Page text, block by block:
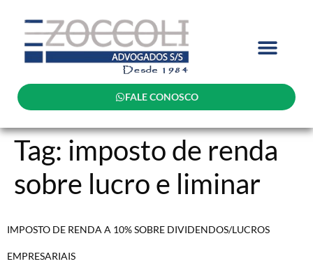
FALE CONOSCO
Tag: imposto de renda
sobre lucro e liminar
IMPOSTO DE RENDA A 10% SOBRE DIVIDENDOS/LUCROS
EMPRESARIAIS